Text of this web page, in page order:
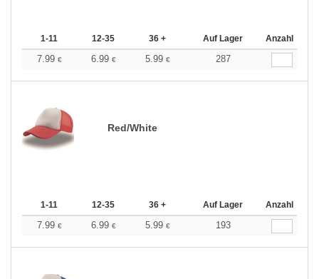
1-11 12-35 36 + Auf Lager Anzahl
7.99 € 6.99 € 5.99 € 287
Red/White
1-11 12-35 36 + Auf Lager Anzahl
7.99 € 6.99 € 5.99 € 193